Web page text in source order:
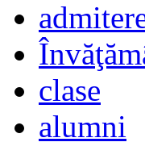
clase
alumni